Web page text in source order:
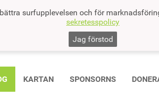
surfupplevelsen och för
sekretesspolicy
Jag förstod
KARTAN SPONSORNS